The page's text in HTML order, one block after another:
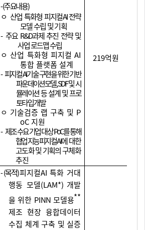
⁃(주요내용)
ㅇ 산업 특화형 피지컬AI전략
모델 수립 및 기획
-주요 R&D과제 추진 전략 및
사업 로드맵 수립
ㅇ 산업 특화형 피지컬AI
통합 플랫폼 설계
-피지컬AI기술 구현을 위한 기반
파운데이션모델, SDF및 시
뮬레이션 등 설계 및 프로
토타입 개발
ㅇ 기술검증 랩 구축 및 P
oC 지원
-제조 수요 기업 대상PoC를 통해
협업 지능 피지컬AI에 대한
고도화 및 기획의구체화
추진
219억원
⁃(목적)피지컬AI특화 거대
행동 모델(LAM*) 개발
을 위한 PINN 모델용**
제조 현장 융합데이터
수집 체계 구축 및 실증